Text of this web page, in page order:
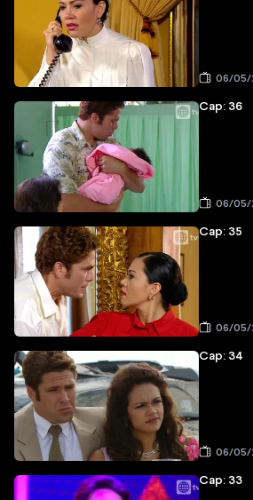
06/05/
Cap: 36
06/05/
Cap: 35
06/05/
Cap: 34
06/05/
Cap: 33